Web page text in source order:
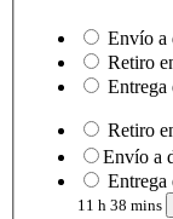
Envío a
Retiro
Entrega
Retiro
Envío a
Entrega
11 h 38 mins